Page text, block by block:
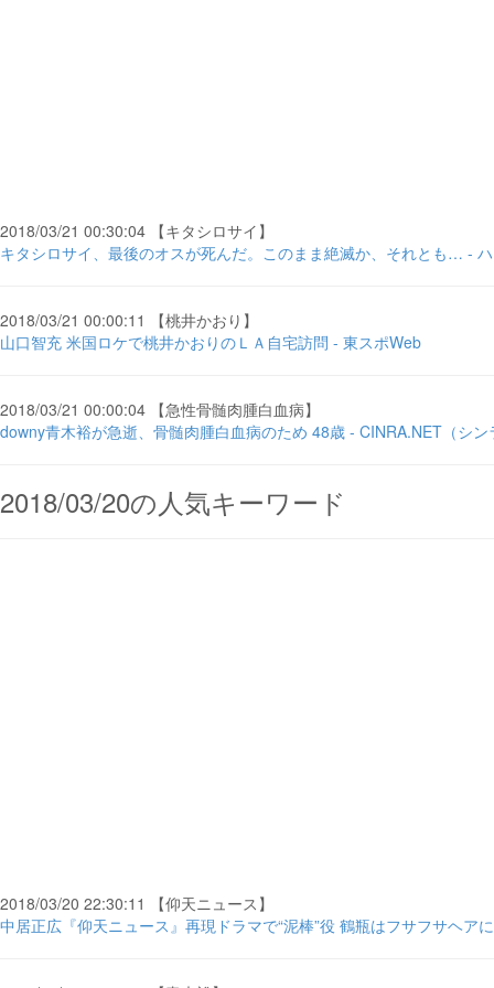
2018/03/21 00:30:04 【キタシロサイ】
キタシロサイ、最後のオスが死んだ。このまま絶滅か、それとも… -
2018/03/21 00:00:11 【桃井かおり】
山口智充 米国ロケで桃井かおりのＬＡ自宅訪問 - 東スポWeb
2018/03/21 00:00:04 【急性骨髄肉腫白血病】
downy青木裕が急逝、骨髄肉腫白血病のため 48歳 - CINRA.NET（シン
2018/03/20の人気キーワード
2018/03/20 22:30:11 【仰天ニュース】
中居正広『仰天ニュース』再現ドラマで“泥棒”役 鶴瓶はフサフサヘア